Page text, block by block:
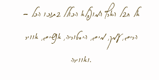
אל חבל הארץ המופלא הכולל בתוכו הכל -
הרים, עמק, מים, היסטוריה, אנשים, אוויר
ואווירה.